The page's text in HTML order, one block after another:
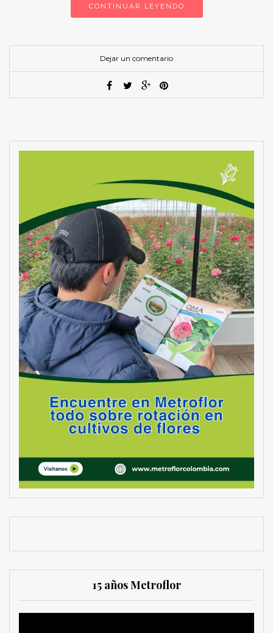
CONTINUAR LEYENDO
Dejar un comentario
15 años Metroflor